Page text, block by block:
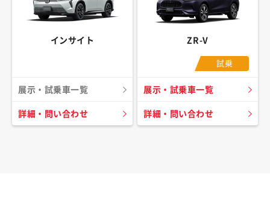
インサイト
展示・試乗車一覧
詳細・問い合わせ
ZR-V
試乗
展示・試乗車一覧
詳細・問い合わせ